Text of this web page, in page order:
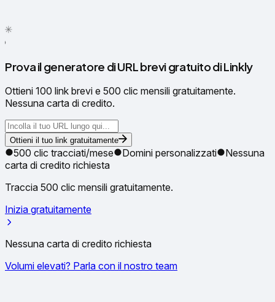
●
Prova il generatore di URL brevi gratuito di Linkly
Ottieni 100 link brevi e 500 clic mensili gratuitamente.
Nessuna carta di credito.
Ottieni il tuo link gratuitamente
500 clic tracciati/mese Domini personalizzati
Nessuna
carta di credito richiesta
Traccia 500 clic mensili gratuitamente.
Inizia gratuitamente
Nessuna carta di credito richiesta
Volumi elevati? Parla con il nostro team